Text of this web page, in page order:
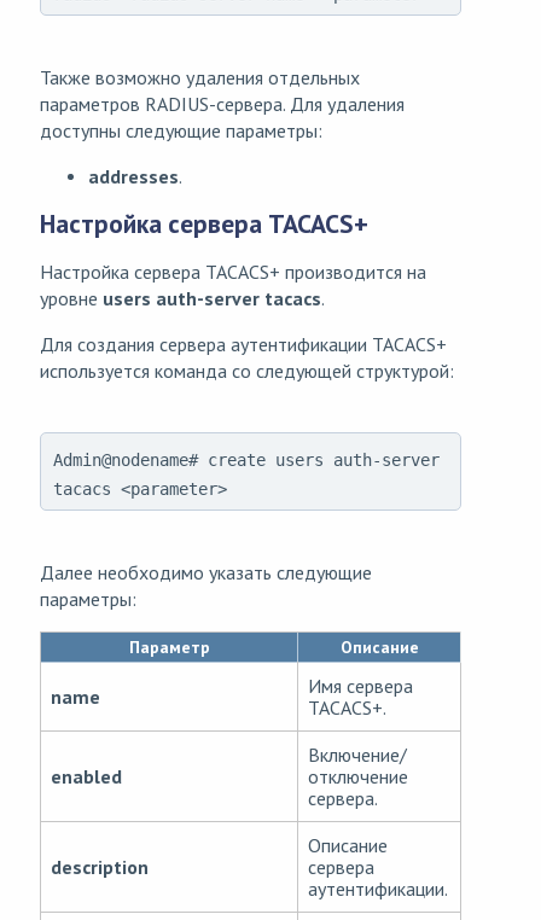
Также возможно удаления отдельных
параметров RADIUS-сервера. Для удаления
доступны следующие параметры:
addresses.
Настройка сервера TACACS+
Настройка сервера TACACS+ производится на
уровне users auth-server tacacs.
Для создания сервера аутентификации TACACS+
используется команда со следующей структурой:
Admin@nodename# create users auth-server
tacacs <parameter>
Далее необходимо указать следующие
параметры:
Параметр Описание
name
Имя сервера
TACACS+.
enabled
Включение/
отключение
сервера.
description
Описание
сервера
аутентификации.